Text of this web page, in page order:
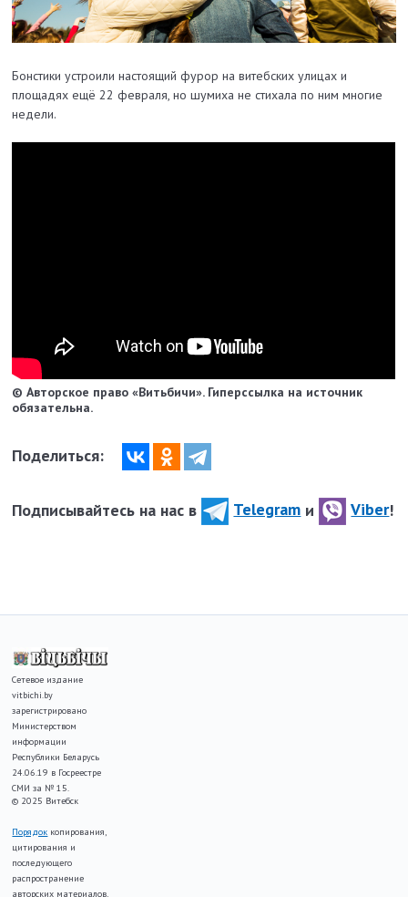
Бонстики устроили настоящий фурор на витебских улицах и
площадях ещё 22 февраля, но шумиха не стихала по ним многие
недели.
© Авторское право «Витьбичи». Гиперссылка на источник
обязательна.
Поделиться:
Подписывайтесь на нас в Telegram и Viber!
Сетевое издание
vitbichi.by
зарегистрировано
Министерством
информации
Республики Беларусь
24.06.19 в Госреестре
СМИ за № 15.
© 2025 Витебск
Порядок копирования,
цитирования и
последующего
распространение
авторских материалов,